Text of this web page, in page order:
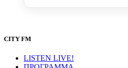
CITY FM
LISTEN LIVE!